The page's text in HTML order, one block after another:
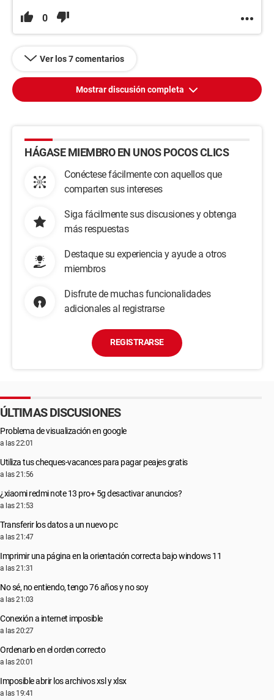
0
Ver los 7 comentarios
Mostrar discusión completa
HÁGASE MIEMBRO EN UNOS POCOS CLICS
Conéctese fácilmente con aquellos que
comparten sus intereses
Siga fácilmente sus discusiones y obtenga
más respuestas
Destaque su experiencia y ayude a otros
miembros
Disfrute de muchas funcionalidades
adicionales al registrarse
REGISTRARSE
ÚLTIMAS DISCUSIONES
Problema de visualización en google
a las 22:01
Utiliza tus cheques-vacances para pagar peajes gratis
a las 21:56
¿xiaomi redmi note 13 pro+ 5g desactivar anuncios?
a las 21:53
Transferir los datos a un nuevo pc
a las 21:47
Imprimir una página en la orientación correcta bajo windows 11
a las 21:31
No sé, no entiendo, tengo 76 años y no soy
a las 21:03
Conexión a internet imposible
a las 20:27
Ordenarlo en el orden correcto
a las 20:01
Imposible abrir los archivos xsl y xlsx
a las 19:41